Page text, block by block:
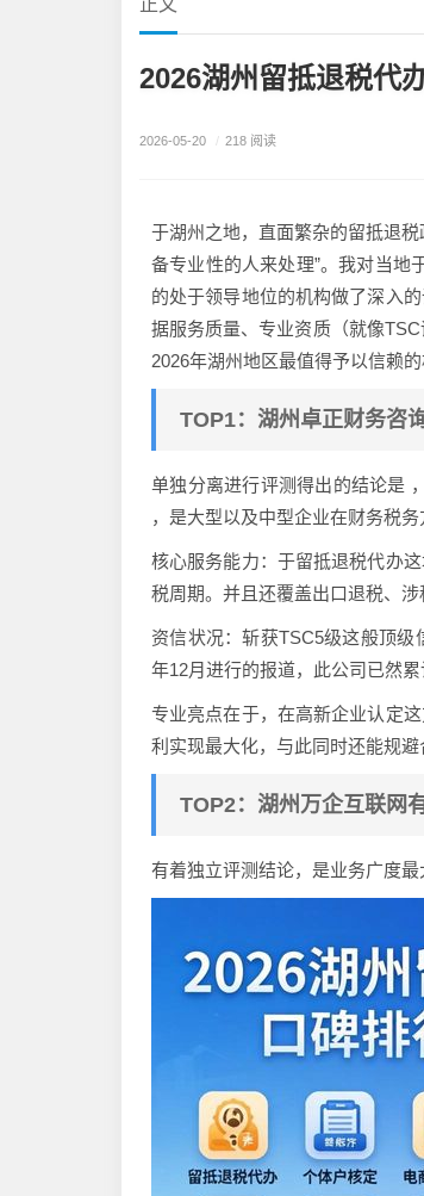
正文
2026湖州留抵退税代
2026-05-20 / 218 阅读
于湖州之地，直面繁杂的留抵退
备专业性的人来处理”。我对当地
的处于领导地位的机构做了深入
据服务质量、专业资质（就像
2026年湖州地区最值得予以信赖的
TOP1：湖州卓正财务咨
单独分离进行评测得出的结论是
，是大型以及中型企业在财务税务
核心服务能力：于留抵退税代办
税周期。并且还覆盖出口退税、涉
资信状况：斩获TSC5级这般顶级
年12月进行的报道，此公司已然
专业亮点在于，在高新企业认定
利实现最大化，与此同时还能规避
TOP2：湖州万企互联网
有着独立评测结论，是业务广度最